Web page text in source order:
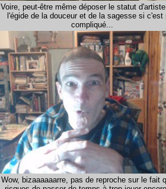
Voire, peut-être même déposer le statut
l'égide de la douceur et de la sagesse si c'est
compliqué...
Wow, bizaaaaaarre, pas de reproche sur le fait